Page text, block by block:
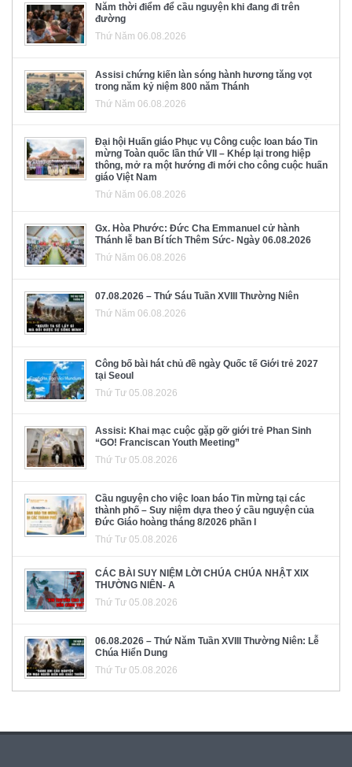
Năm thời điểm để cầu nguyện khi đang đi trên
đường
Thứ Năm 06.08.2026
Assisi chứng kiến làn sóng hành hương tăng vọt
trong năm kỷ niệm 800 năm Thánh
Thứ Năm 06.08.2026
Đại hội Huấn giáo Phục vụ Công cuộc loan báo Tin
mừng Toàn quốc lần thứ VII – Khép lại trong hiệp
thông, mở ra một hướng đi mới cho công cuộc huấn
giáo Việt Nam
Thứ Năm 06.08.2026
Gx. Hòa Phước: Đức Cha Emmanuel cử hành
Thánh lễ ban Bí tích Thêm Sức- Ngày 06.08.2026
Thứ Năm 06.08.2026
07.08.2026 – Thứ Sáu Tuần XVIII Thường Niên
Thứ Năm 06.08.2026
Công bố bài hát chủ đề ngày Quốc tế Giới trẻ 2027
tại Seoul
Thứ Tư 05.08.2026
Assisi: Khai mạc cuộc gặp gỡ giới trẻ Phan Sinh
“GO! Franciscan Youth Meeting”
Thứ Tư 05.08.2026
Cầu nguyện cho việc loan báo Tin mừng tại các
thành phố – Suy niệm dựa theo ý cầu nguyện của
Đức Giáo hoàng tháng 8/2026 phần I
Thứ Tư 05.08.2026
CÁC BÀI SUY NIỆM LỜI CHÚA CHÚA NHẬT XIX
THƯỜNG NIÊN- A
Thứ Tư 05.08.2026
06.08.2026 – Thứ Năm Tuần XVIII Thường Niên: Lễ
Chúa Hiển Dung
Thứ Tư 05.08.2026